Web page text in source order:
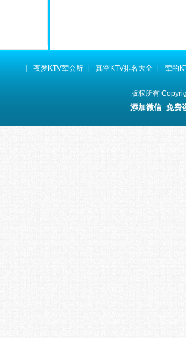
夜梦KTV荤会所 真空KTV排名大全 荤的
版权所有
添加微信 免费